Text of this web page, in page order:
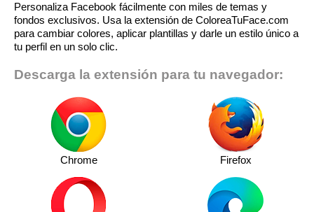
Personaliza Facebook fácilmente con miles de temas y
fondos exclusivos. Usa la extensión de ColoreaTuFace.com
para cambiar colores, aplicar plantillas y darle un estilo único a
tu perfil en un solo clic.
Descarga la extensión para tu navegador:
Chrome Firefox